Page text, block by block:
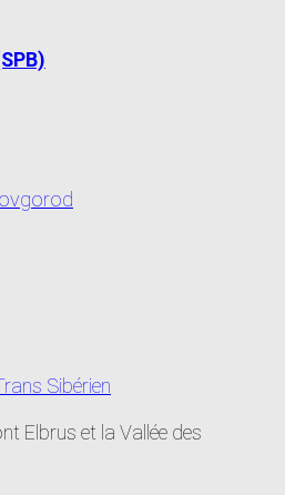
Sibérien
Elbrus et la Vallée des